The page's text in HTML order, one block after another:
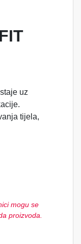
uz
tijela,
mogu se
proizvoda.